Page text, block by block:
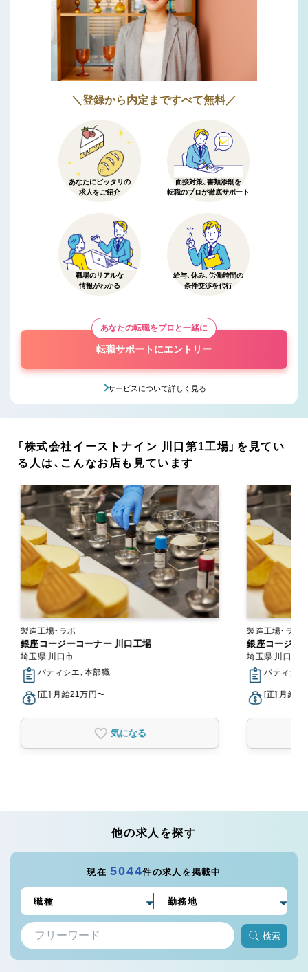
＼登録から内定まですべて無料／
あなたにピッタリの
求人をご紹介
面接対策、書類添削を
転職のプロが徹底サポート
職場のリアルな
情報がわかる
給与、休み、労働時間の
条件交渉を代行
あなたの転職をプロと一緒に
転職サポートにエントリー
サービスについて詳しく見る
「株式会社イーストナイン 川口第1工場」を見てい
る人は、こんなお店も見ています
製造工場・ラボ
銀座コージーコーナー 川口工場
埼玉県 川口市
パティシエ, 本部職
[正] 月給21万円〜
気になる
製造工場・ラボ
銀座コージー
埼玉県 川口市
パティシ
[正] 月給
他の求人を探す
現在5044件の求人を掲載中
検索